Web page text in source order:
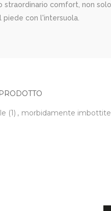
straordinario comfort, non
con l'intersuola.
(1) , morbidamente imbottite